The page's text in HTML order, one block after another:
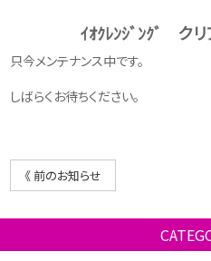
ｲｵｸﾚﾝｼﾞﾝｸﾞ ク
只今メンテナンス中です。
しばらくお待ちください。
《 前のお知らせ